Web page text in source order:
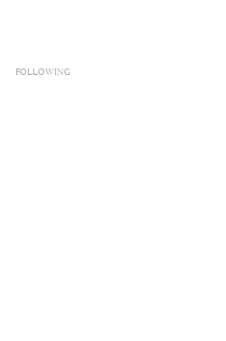
FOLLOWING